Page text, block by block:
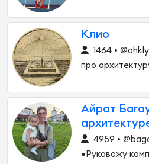
Клио
1464 •
про
Айрат
4959 •
▪️Руковожу